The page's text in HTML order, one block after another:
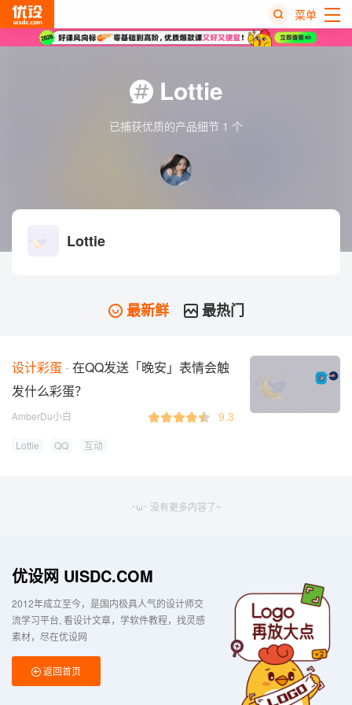
菜单
Lottie
已捕获优质的产品细节 1 个
Lottie
最新鲜 最热门
设计彩蛋 在QQ发送「晚安」表情会触
发什么彩蛋？
AmberDu小白 9.3
Lottie QQ 互动
･ω･ 没有更多内容了~
优设网 UISDC.COM
2012年成立至今，是国内极具人气的设计师交
流学习平台 看设计文章，学软件教程，找灵感
素材，尽在优设网
返回首页